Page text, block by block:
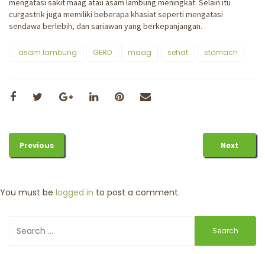
mengatasi sakit maag atau asam lambung meningkat. Selain itu
curgastrik juga memiliki beberapa khasiat seperti mengatasi
sendawa berlebih, dan sariawan yang berkepanjangan.
asam lambung GERD maag sehat stomach
Previous Next
You must be logged in to post a comment.
for: